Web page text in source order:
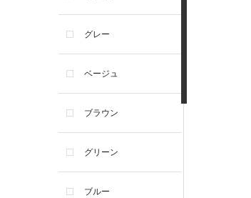
グレー
ベージュ
ブラウン
グリーン
ブルー